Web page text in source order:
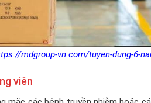
mdgroup-vn.com/tuyen-dung-6-
viên